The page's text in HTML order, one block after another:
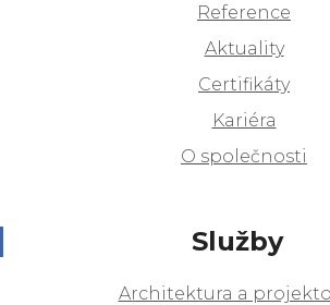
Reference
Aktuality
Certifikáty
Kariéra
O společnosti
Služby
Architektura a